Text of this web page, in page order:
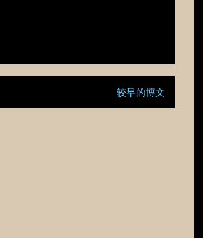
较早的博文